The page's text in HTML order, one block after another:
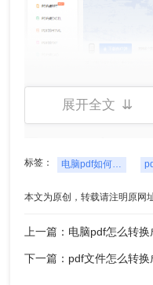
转换前后效果对比：
优点： 不限制平台、
换后可尽可能保留原
展开全文 ⇊
标签： 电脑pdf如何转换成word格式
本文为原创，转载请注明原网
上一篇：电脑pdf怎么转